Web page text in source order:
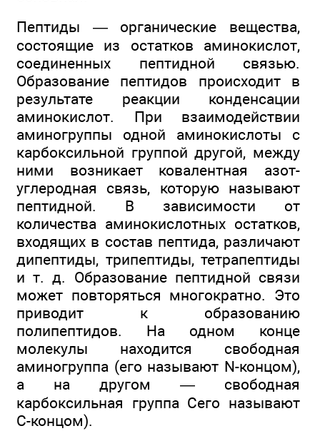
Пептиды — органические вещества,
состоящие из остатков аминокислот,
соединенных пептидной связью.
Образование пептидов происходит в
результате реакции конденсации
аминокислот. При взаимодействии
аминогруппы одной аминокислоты с
карбоксильной группой другой, между
ними возникает ковалентная азот-
углеродная связь, которую называют
пептидной. В зависимости от
количества аминокислотных остатков,
входящих в состав пептида, различают
дипептиды, трипептиды, тетрапептиды
и т. д. Образование пептидной связи
может повторяться многократно. Это
приводит к образованию
полипептидов. На одном конце
молекулы находится свободная
аминогруппа (его называют N-концом),
а на другом — свободная
карбоксильная группа Сего называют
С-концом).